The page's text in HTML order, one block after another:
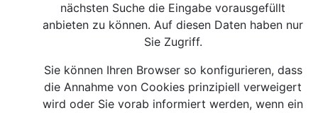
nächsten Suche die Eingabe vorausgefüllt
anbieten zu können. Auf diesen Daten haben nur
Sie Zugriff.
Sie können Ihren Browser so konfigurieren, dass
die Annahme von Cookies prinzipiell verweigert
wird oder Sie vorab informiert werden, wenn ein